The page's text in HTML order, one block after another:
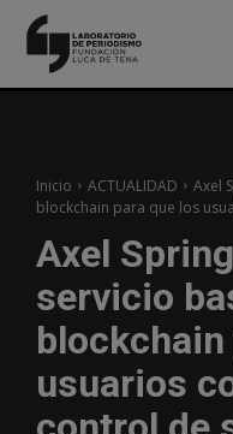
Inicio ACTUALIDAD
Axel
blockchain para que los
Axel
servicio
blockchain
usuarios